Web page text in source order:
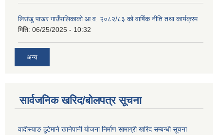
लिसंखु पाखर गाउँपालिकाको आ.व. २०८२/८३ को वार्षिक नीति तथा कार्यक्रम
मिति: 06/25/2025 - 10:32
अन्य
सार्वजनिक खरिद/बोलपत्र सूचना
वादीस्याङ ठुटेमाने खानेपानी याेजना निर्माण सामाग्री खरिद सम्बन्धी सूचना